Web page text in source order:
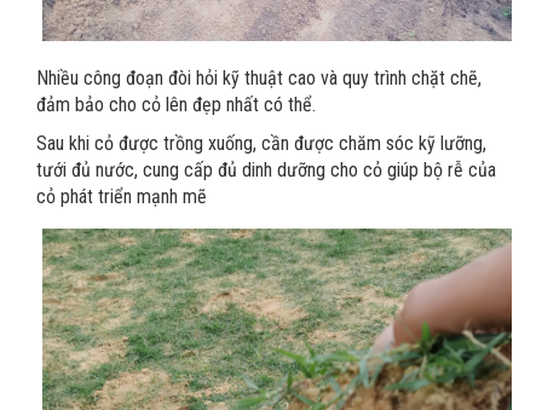
Nhiều công đoạn đòi hỏi kỹ thuật cao và quy trình chặt chẽ,
đảm bảo cho cỏ lên đẹp nhất có thể.
Sau khi cỏ được trồng xuống, cần được chăm sóc kỹ lưỡng,
tưới đủ nước, cung cấp đủ dinh dưỡng cho cỏ giúp bộ rễ của
cỏ phát triển mạnh mẽ